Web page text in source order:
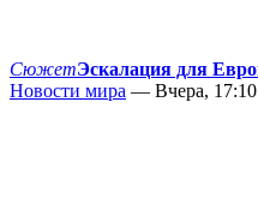
СюжетЭскалация для
Новости мира — Вчера, 17:10